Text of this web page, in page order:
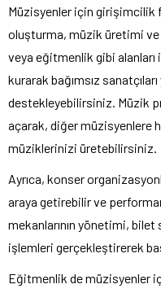
Müzisyenler için girişimcilik
oluşturma, müzik üretimi ve
veya eğitmenlik gibi
kurarak bağımsız
destekleyebilirsiniz. Müzik
açarak, diğer müzisyenlere
müziklerinizi üretebilirsiniz.
Ayrıca, konser
araya getirebilir ve
mekanlarının yönetimi, bilet
işlemleri gerçekleştirerek
Eğitmenlik de müzisyenler